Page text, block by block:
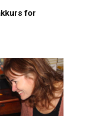
for